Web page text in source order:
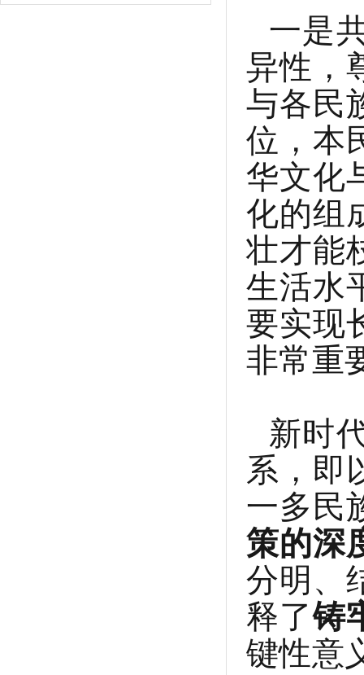
贡献的智慧
一是
异性，
与各民
位，本
华文化
化的组
壮才能
生活水
要实现
非常重
新时
系，即
一多民
策的深
分明、
释了铸
键性意